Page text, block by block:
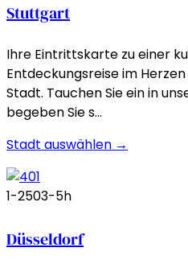
Stuttgart
Ihre Eintrittskarte zu einer
Entdeckungsreise im
Stadt. Tauchen Sie ein in
begeben Sie s…
Stadt auswählen →
1-2503-5h
Düsseldorf